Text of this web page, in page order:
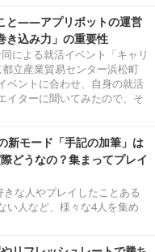
と――アプリボットの運営
き込み力」の重要性
による就活イベント「キャリ
立産業貿易センター浜松町
ベントに合わせ、自身の就活
イターに聞いてみたので、そ
新モード「手記の加筆」は
どうなの？集まってプレイ
きな人やプレイしたことある
い人など、様々な4人を集め